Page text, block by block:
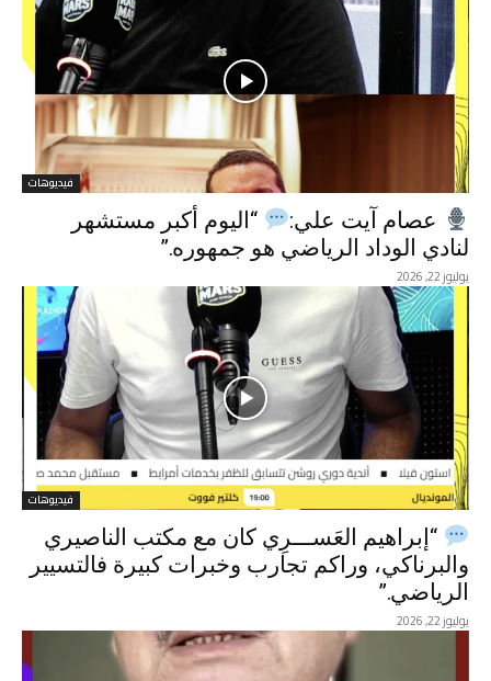
فيديوهات
عصام آيت علي:
“اليوم أكبر مستشهر
لنادي الوداد الرياضي هو جمهوره.”
يوليوز 22, 2026
فيديوهات
“إبراهيم العَســـرِي كان مع مكتب الناصيري
والبرناكي، وراكم تجارب وخبرات كبيرة فالتسيير
الرياضي.”
يوليوز 22, 2026